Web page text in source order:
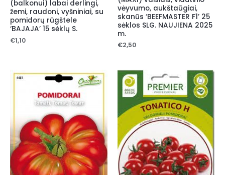
(balkonui) labai derlingi,
žemi, raudoni, vyšniniai, su
pomidorų rūgštele
‘BAJAJA’ 15 sėklų S.
€1,10
vėyvumo, aukštaūgiai,
skanūs ‘BEEFMASTER F1’ 25
sėklos SLG. NAUJIENA 2025
m.
€2,50